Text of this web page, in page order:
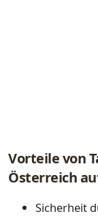
Vorteile von
Österreich
Sicherheit